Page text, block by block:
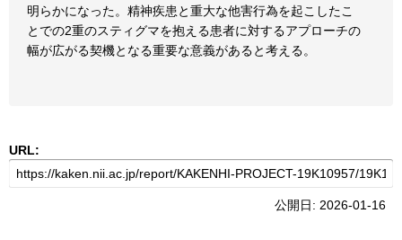
明らかになった。精神疾患と重大な他害行為を起こしたこ
とでの2重のスティグマを抱える患者に対するアプローチの
幅が広がる契機となる重要な意義があると考える。
URL:
公開日: 2026-01-16